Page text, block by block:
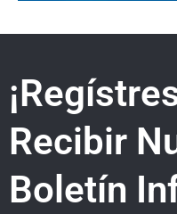
Recibir
Boletín